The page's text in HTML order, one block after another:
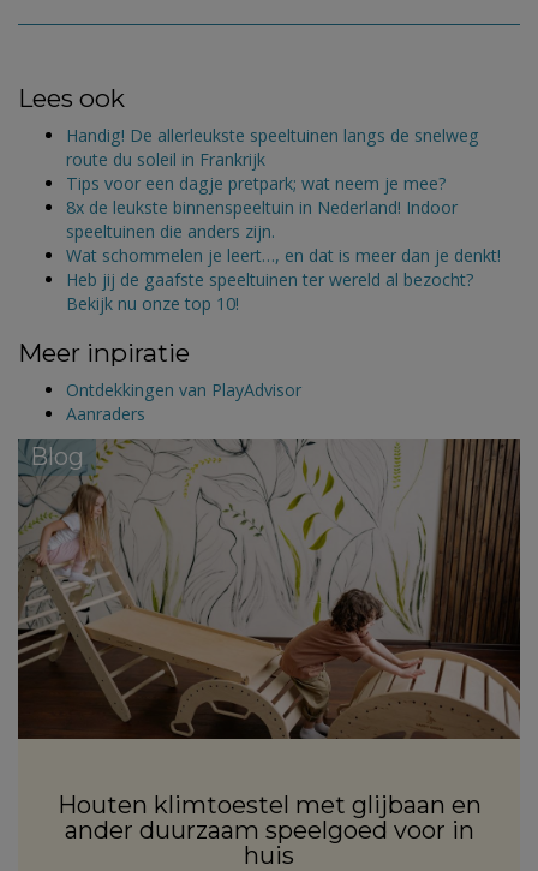
Lees ook
Handig! De allerleukste speeltuinen langs de snelweg
route du soleil in Frankrijk
Tips voor een dagje pretpark; wat neem je mee?
8x de leukste binnenspeeltuin in Nederland! Indoor
speeltuinen die anders zijn.
Wat schommelen je leert…, en dat is meer dan je denkt!
Heb jij de gaafste speeltuinen ter wereld al bezocht?
Bekijk nu onze top 10!
Meer inpiratie
Ontdekkingen van PlayAdvisor
Aanraders
Blog
Houten klimtoestel met glijbaan en
ander duurzaam speelgoed voor in
huis